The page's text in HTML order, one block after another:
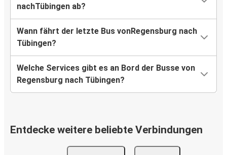
nachTübingen ab?
Wann fährt der letzte Bus vonRegensburg nach
Tübingen?
Welche Services gibt es an Bord der Busse von
Regensburg nach Tübingen?
Entdecke weitere beliebte Verbindungen